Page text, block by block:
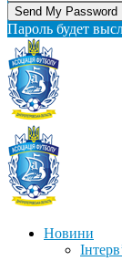
Пароль будет
Новини